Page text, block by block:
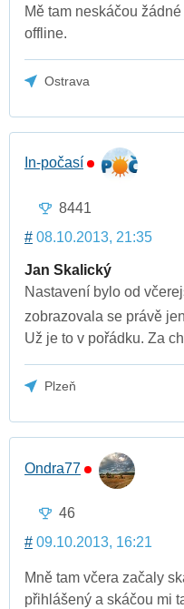
Mě tam neskáčou
offline.
Ostrava
In-počasí
8441
# 08.10.2013, 21:35
Jan Skalický
Nastavení bylo od
zobrazovala se právě
Už je to v pořádku. Za
Plzeň
Ondra77
46
# 09.10.2013, 16:21
Mně tam včera začaly
přihlášený a skáčou mi